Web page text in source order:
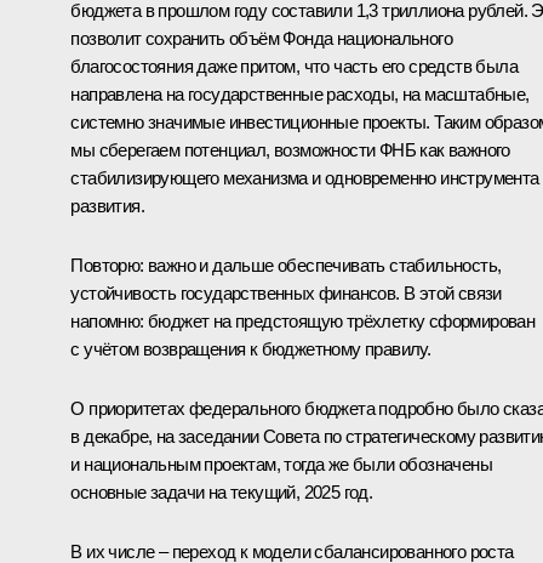
бюджета в прошлом году составили 1,3 триллиона рублей.
позволит сохранить объём Фонда национального
благосостояния даже притом, что часть его средств была
направлена на государственные расходы, на масштабные,
системно значимые инвестиционные проекты. Таким
мы сберегаем потенциал, возможности ФНБ как важного
стабилизирующего механизма и одновременно инструмента
развития.
Повторю: важно и дальше обеспечивать стабильность,
устойчивость государственных финансов. В этой связи
напомню: бюджет на предстоящую трёхлетку сформирован
с учётом возвращения к бюджетному правилу.
О приоритетах федерального бюджета подробно было
в декабре, назаседании Советапо стратегическому
и национальным проектам, тогда же были обозначены
основные задачи на текущий, 2025 год.
В их числе – переход к модели сбалансированного роста